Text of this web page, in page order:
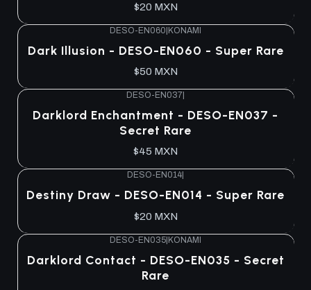
$20 MXN
DESO-EN060|KONAMI
Dark Illusion - DESO-EN060 - Super Rare
$50 MXN
DESO-EN037|
Darklord Enchantment - DESO-EN037 -
Secret Rare
$45 MXN
DESO-EN014
Destiny Draw - DESO-EN014 - Super Rare
$20 MXN
DESO-EN035|KONAMI
Darklord Contact - DESO-EN035 - Secret
Rare